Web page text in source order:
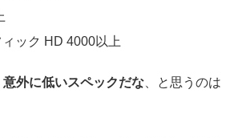
ィック HD 4000以上
意外に低いスペックだな 、と思うのは